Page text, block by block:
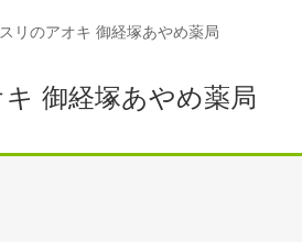
リのアオキ 御経塚あやめ薬局
御経塚あやめ薬局